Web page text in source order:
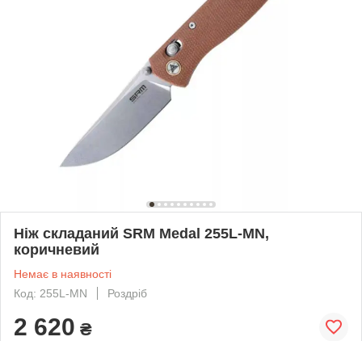
Ніж складаний SRM Medal 255L-MN,
коричневий
Немає в наявності
Код: 255L-MN
Роздріб
2 620 ₴